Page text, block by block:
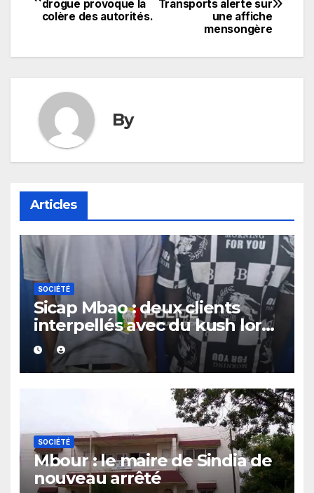
de
Transports alerte sur
une affiche
mensongère
drogue provoque la
colère des autorités.
By
Articles
SOCIÉTÉ
Sicap Mbao : deux clients
interpellés avec du kush lors
d’un contrôle de police dans
un bar
SOCIÉTÉ
Mbour : le maire de Sindia de
nouveau arrêté